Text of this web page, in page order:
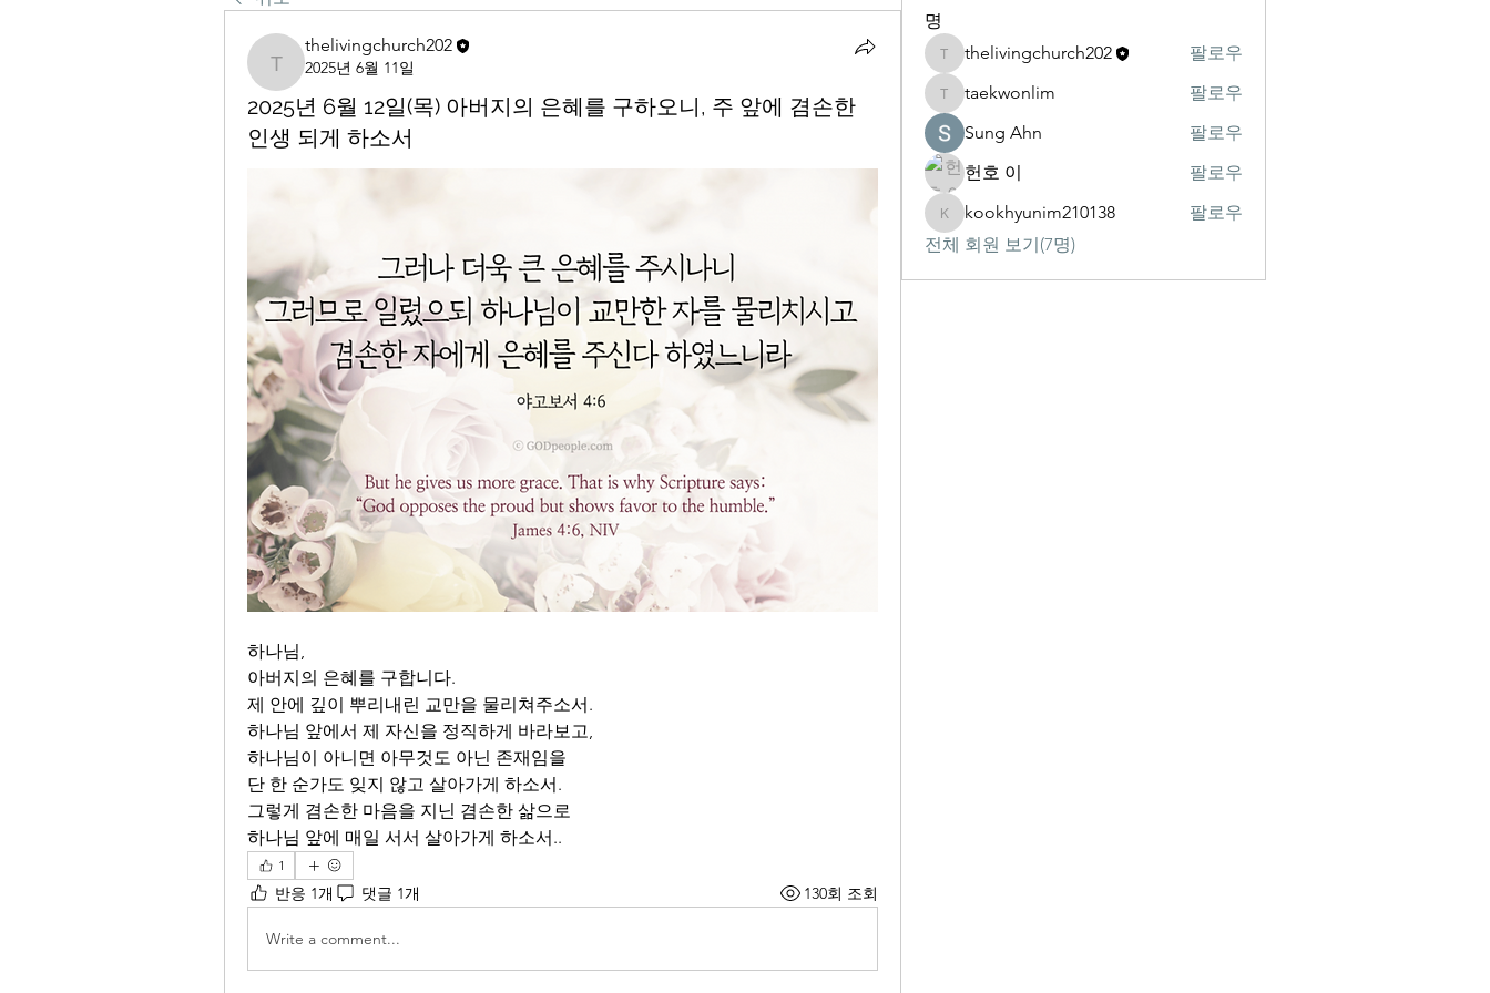
thelivingchurch202
thelivingchurch202
2025년 6월 11일
2025년 6월 12일(목) 아버지의 은혜를 구하오니, 주 앞에 겸손한
인생 되게 하소서
하나님,
아버지의 은혜를 구합니다.
제 안에 깊이 뿌리내린 교만을 물리쳐주소서.
하나님 앞에서 제 자신을 정직하게 바라보고,
하나님이 아니면 아무것도 아닌 존재임을
단 한 순가도 잊지 않고 살아가게 하소서.
그렇게 겸손한 마음을 지닌 겸손한 삶으로
하나님 앞에 매일 서서 살아가게 하소서..
1
반응 1개 댓글 1개 130회 조회
Write a comment...
명
thelivingchurch202
thelivingchurch202 팔로우
taekwonlim
taekwonlim
팔로우
Sung Ahn
팔로우
헌호 이
팔로우
kookhyunim210138
kookhyunim210138
팔로우
전체 회원 보기(7명)